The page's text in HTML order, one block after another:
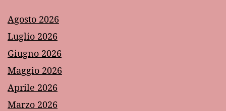
Agosto 2026
Luglio 2026
Giugno 2026
Maggio 2026
Aprile 2026
Marzo 2026